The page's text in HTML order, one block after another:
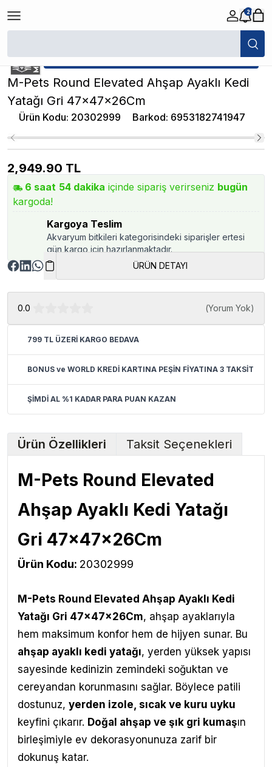
2
/ M-Pets Round Elevated Ahşap Ayaklı
★ Atakan Petshop, M-Pets yetkili satıcısıdır.
M-Pets Round Elevated Ahşap Ayaklı Kedi
Yatağı Gri 47x47x26Cm
Ürün Kodu: 20302999 Barkod: 6953182741947
2,949.90 TL
6 saat 54 dakika içinde sipariş verirseniz bugün
kargoda!
Kargoya Teslim
Akvaryum bitkileri kategorisindeki siparişler ertesi
gün kargo için hazırlanmaktadır.
ÜRÜN DETAYI
0.0 (Yorum Yok)
799 TL ÜZERİ KARGO BEDAVA
BONUS ve WORLD KREDİ KARTINA PEŞİN FİYATINA 3 TAKSİT
ŞİMDİ AL %1 KADAR PARA PUAN KAZAN
Ürün Özellikleri Taksit Seçenekleri
M-Pets Round Elevated
Ahşap Ayaklı Kedi Yatağı
Gri 47x47x26Cm
Ürün Kodu: 20302999
M-Pets Round Elevated Ahşap Ayaklı Kedi
Yatağı Gri 47x47x26Cm, ahşap ayaklarıyla
hem maksimum konfor hem de hijyen sunar. Bu
ahşap ayaklı kedi yatağı, yerden yüksek yapısı
sayesinde kedinizin zemindeki soğuktan ve
cereyandan korunmasını sağlar. Böylece patili
dostunuz, yerden izole, sıcak ve kuru uyku
keyfini çıkarır. Doğal ahşap ve şık gri kumaşın
birleşimiyle ev dekorasyonunuza zarif bir
dokunuş katar.